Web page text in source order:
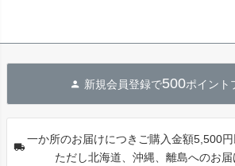
新規会員登録で500ポイント
一か所のお届けにつきご購入金額5,500
ただし北海道、沖縄、離島へのお届